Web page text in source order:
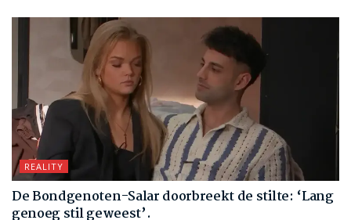
REALITY
De Bondgenoten-Salar doorbreekt de stilte: ‘Lang
genoeg stil geweest’.